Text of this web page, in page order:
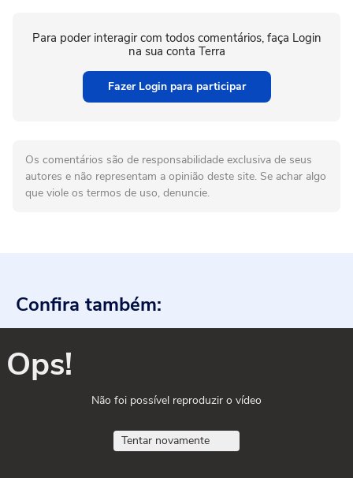
Para poder interagir com todos comentários, faça Login
na sua conta Terra
Fazer Login para participar
Os comentários são de responsabilidade exclusiva de seus
autores e não representam a opinião deste site. Se achar algo
que viole os termos de uso, denuncie.
Confira também:
Ops!
Não foi possível reproduzir o vídeo
Tentar novamente